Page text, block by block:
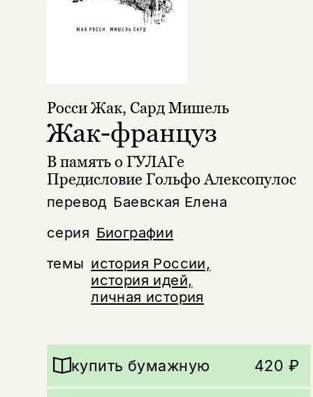
перевод Баевская Елена
серия Биографии
темы история России,
история идей,
личная история
Росси Жак, Сард Мишель
Жак-француз
В память о ГУЛАГе
Предисловие Гольфо Алексопулос
купить бумажную 420 ₽